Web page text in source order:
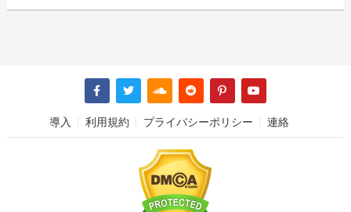
導入 利用規約 プライバシーポリシー 連絡